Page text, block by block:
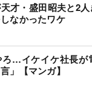
才・盛田昭夫と2
なかったワケ
ろ…イケイケ社長が
」【マンガ】